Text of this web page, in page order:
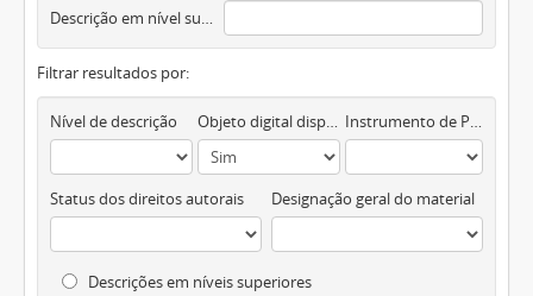
Descrição em nível superior
Filtrar resultados por:
Nível de descrição Objeto digital disponível Instrumento de Pesquisa
Status dos direitos autorais Designação geral do material
Descrições em níveis superiores